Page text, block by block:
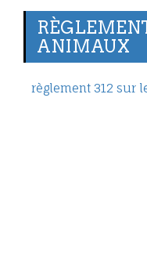
ANIMAUX
règlement 312 sur